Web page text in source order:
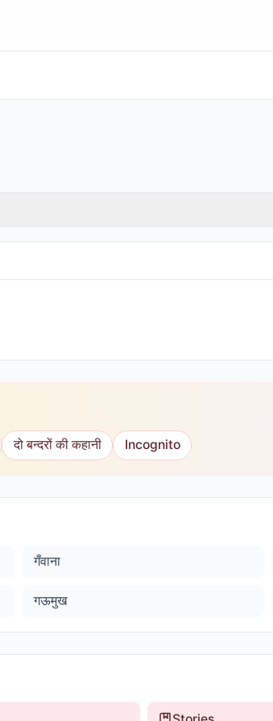
दो बन्दरों की कहानी Incognito
गँवाना
गऊमुख